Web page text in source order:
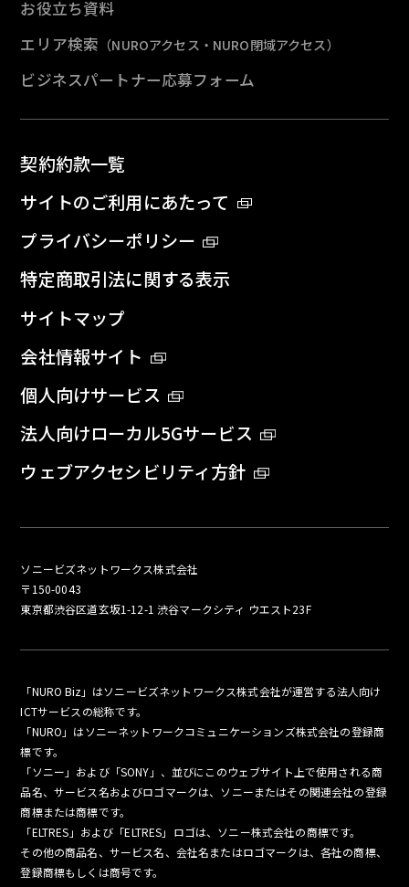
お役立ち資料
エリア検索 （NUROアクセス・NURO閉域アクセス）
ビジネスパートナー応募フォーム
契約約款一覧
サイトのご利用にあたって
プライバシーポリシー
特定商取引法に関する表示
サイトマップ
会社情報サイト
個人向けサービス
法人向けローカル5Gサービス
ウェブアクセシビリティ方針
ソニービズネットワークス株式会社
〒150-0043
東京都渋谷区道玄坂1-12-1 渋谷マークシティ ウエスト23F
「NURO Biz」はソニービズネットワークス株式会社が運営する法人向け
ICTサービスの総称です。
「NURO」はソニーネットワークコミュニケーションズ株式会社の登録商
標です。
「ソニー」および「SONY」、並びにこのウェブサイト上で使用される商
品名、サービス名およびロゴマークは、ソニーまたはその関連会社の登録
商標または商標です。
「ELTRES」および「ELTRES」ロゴは、ソニー株式会社の商標です。
その他の商品名、サービス名、会社名またはロゴマークは、各社の商標、
登録商標もしくは商号です。